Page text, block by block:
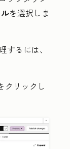
を選択しま
るには、
クリックし